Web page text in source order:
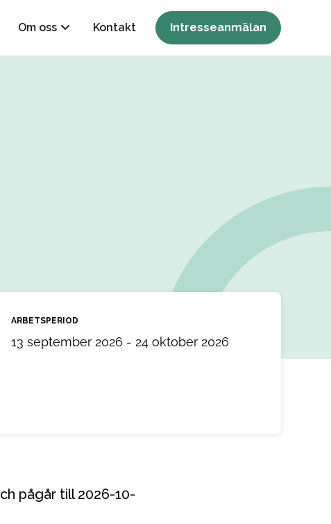
Om oss Kontakt Intresseanmälan
ARBETSPERIOD
13 september 2026 - 24 oktober 2026